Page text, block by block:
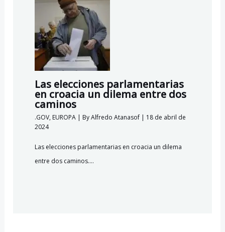
Las elecciones parlamentarias
en croacia un dilema entre dos
caminos
.GOV, EUROPA| ByAlfredo Atanasof | 18 de abril de
2024
Las elecciones parlamentarias en croacia un dilema
entre dos caminos.…